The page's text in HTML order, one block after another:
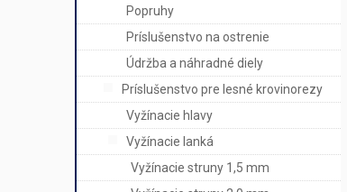
Popruhy
Príslušenstvo na ostrenie
Údržba a náhradné diely
Príslušenstvo pre lesné krovinorezy
Vyžínacie hlavy
Vyžínacie lanká
Vyžínacie struny 1,5 mm